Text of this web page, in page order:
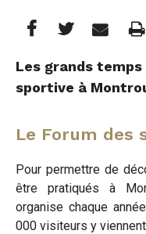
Partager
cette
page
Partager
cette
page

cette
page
par
mail

Les grands
sportive à
Le Forum des
Pour permettre de
être pratiqués à
organise chaque
000 visiteurs y